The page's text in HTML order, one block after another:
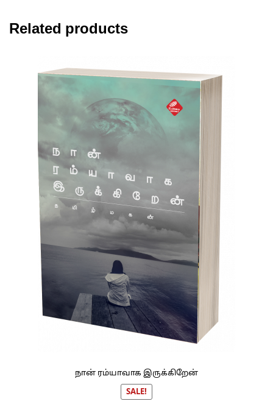
Related products
நான் ரம்யாவாக இருக்கிறேன்
SALE!